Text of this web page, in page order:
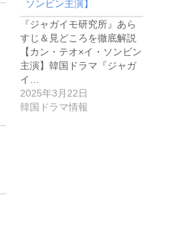
ソンビン主演】
『ジャガイモ研究所』あら
すじ＆見どころを徹底解説
【カン・テオ×イ・ソンビン
主演】韓国ドラマ『ジャガ
イ…
2025年3月22日
韓国ドラマ情報